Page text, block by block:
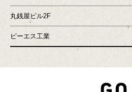
丸銭屋ビル2F
ピーエス工業